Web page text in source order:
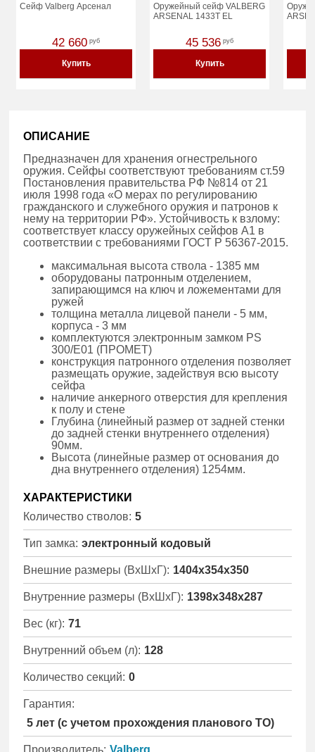
Сейф Valberg Арсенал
42 660 руб
Купить
Оружейный сейф VALBERG
ARSENAL 1433Т EL
45 536 руб
Купить
ОПИСАНИЕ
Предназначен для хранения огнестрельного
оружия. Сейфы соответствуют требованиям ст.59
Постановления правительства РФ №814 от 21
июля 1998 года «О мерах по регулированию
гражданского и служебного оружия и патронов к
нему на территории РФ». Устойчивость к взлому:
соответствует классу оружейных сейфов А1 в
соответствии с требованиями ГОСТ Р 56367-2015.
максимальная высота ствола - 1385 мм
оборудованы патронным отделением,
запирающимся на ключ и ложементами для
ружей
толщина металла лицевой панели - 5 мм,
корпуса - 3 мм
комплектуются электронным замком PS
300/E01 (ПРОМЕТ)
конструкция патронного отделения позволяет
размещать оружие, задействуя всю высоту
сейфа
наличие анкерного отверстия для крепления
к полу и стене
Глубина (линейный размер от задней стенки
до задней стенки внутреннего отделения)
90мм.
Высота (линейные размер от основания до
дна внутреннего отделения) 1254мм.
ХАРАКТЕРИСТИКИ
Количество стволов: 5
Тип замка: электронный кодовый
Внешние размеры (ВхШхГ): 1404x354x350
Внутренние размеры (ВхШхГ): 1398x348x287
Вес (кг): 71
Внутренний объем (л): 128
Количество секций: 0
Гарантия:
5 лет (с учетом прохождения планового ТО)